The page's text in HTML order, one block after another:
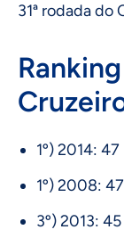
31ª rodada do
1º) 2014:
1º) 2008:
3º) 2013: